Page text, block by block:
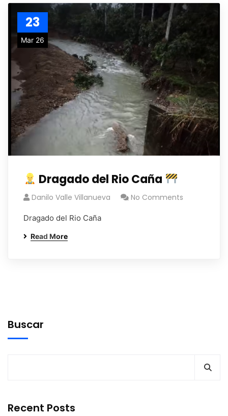
23
Mar 26
Dragado del Rio Caña
Danilo Valle Villanueva No Comments
Dragado del Rio Caña
Read More
Buscar
Recent Posts